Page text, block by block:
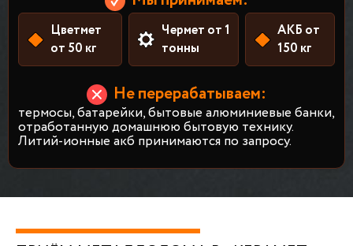
Цветмет
от 50 кг
Чермет от 1
тонны
АКБ от
150 кг
Не перерабатываем:
термосы, батарейки, бытовые алюминиевые банки,
отработанную домашнюю бытовую технику.
Литий-ионные акб принимаются по запросу.